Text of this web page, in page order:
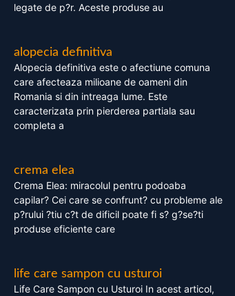
legate de p?r. Aceste produse au
alopecia definitiva
Alopecia definitiva este o afectiune comuna
care afecteaza milioane de oameni din
Romania si din intreaga lume. Este
caracterizata prin pierderea partiala sau
completa a
crema elea
Crema Elea: miracolul pentru podoaba
capilar? Cei care se confrunt? cu probleme ale
p?rului ?tiu c?t de dificil poate fi s? g?se?ti
produse eficiente care
life care sampon cu usturoi
Life Care Sampon cu Usturoi In acest articol,